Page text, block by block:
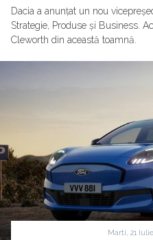
Dacia a anunțat un nou
Strategie, Produse și Business.
Cleworth din această toamnă.
Marti, 21 Iulie |